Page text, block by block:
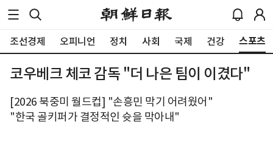
조선경제 오피니언 정치 사회 국제 건강 스포츠
코우베크 체코 감독 "더 나은 팀이 이겼다"
[2026 북중미 월드컵] "손흥민 막기 어려웠어"
"한국 골키퍼가 결정적인 슛을 막아내"